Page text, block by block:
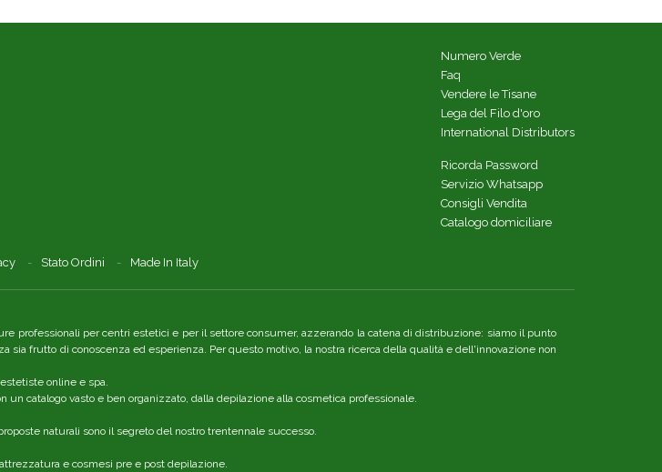
Numero Verde
Faq
Vendere le Tisane
Lega del Filo d'oro
International Distributors
Ricorda Password
Servizio Whatsapp
Consigli Vendita
Catalogo domiciliare
Stato Ordini Made In Italy
professionali per centri estetici e per il settore consumer, azzerando la catena di distribuzione: siamo il punto
frutto di conoscenza ed esperienza. Per questo motivo, la nostra ricerca della qualità e dell'innovazione non
online e spa.
catalogo vasto e ben organizzato, dalla depilazione alla cosmetica professionale.
naturali sono il segreto del nostro trentennale successo.
e cosmesi pre e post depilazione.